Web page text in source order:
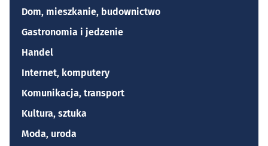
Dom, mieszkanie, budownictwo
Gastronomia i jedzenie
Handel
Internet, komputery
Komunikacja, transport
Kultura, sztuka
Moda, uroda